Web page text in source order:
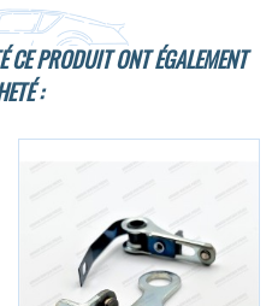
CE PRODUIT ONT ÉGALEMENT
: